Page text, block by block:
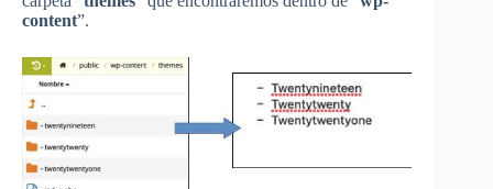
content”.